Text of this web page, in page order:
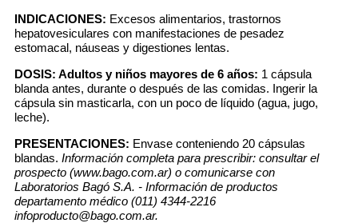
INDICACIONES: Excesos alimentarios, trastornos
hepatovesiculares con manifestaciones de pesadez
estomacal, náuseas y digestiones lentas.
DOSIS: Adultos y niños mayores de 6 años: 1 cápsula
blanda antes, durante o después de las comidas. Ingerir la
cápsula sin masticarla, con un poco de líquido (agua, jugo,
leche).
PRESENTACIONES: Envase conteniendo 20 cápsulas
blandas. Información completa para prescribir: consultar el
prospecto (www.bago.com.ar) o comunicarse con
Laboratorios Bagó S.A. - Información de productos
departamento médico (011) 4344-2216
infoproducto@bago.com.ar.